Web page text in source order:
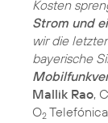
Kosten
Strom und
wir die
bayerische
Mallik Rao,
O2